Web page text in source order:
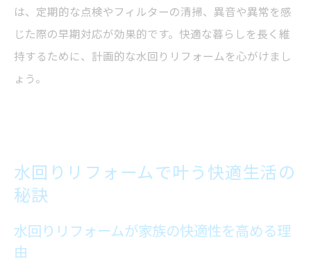
は、定期的な点検やフィルターの清掃、異音や異常を感
じた際の早期対応が効果的です。快適な暮らしを長く維
持するために、計画的な水回りリフォームを心がけまし
ょう。
水回りリフォームで叶う快適生活の
秘訣
水回りリフォームが家族の快適性を高める理
由